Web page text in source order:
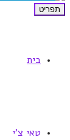
תפריט
בית
טאי צ'י